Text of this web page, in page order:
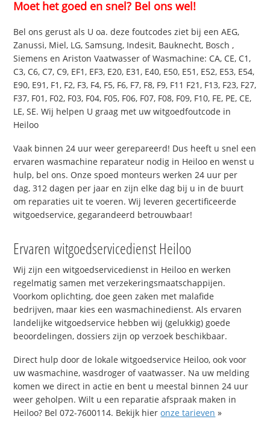
Moet het goed en snel? Bel ons wel!
Bel ons gerust als U oa. deze foutcodes ziet bij een AEG,
Zanussi, Miel, LG, Samsung, Indesit, Bauknecht, Bosch ,
Siemens en Ariston Vaatwasser of Wasmachine: CA, CE, C1,
C3, C6, C7, C9, EF1, EF3, E20, E31, E40, E50, E51, E52, E53, E54,
E90, E91, F1, F2, F3, F4, F5, F6, F7, F8, F9, F11 F21, F13, F23, F27,
F37, F01, F02, F03, F04, F05, F06, F07, F08, F09, F10, FE, PE, CE,
LE, SE. Wij helpen U graag met uw witgoedfoutcode in
Heiloo
Vaak binnen 24 uur weer gerepareerd! Dus heeft u snel een
ervaren wasmachine reparateur nodig in Heiloo en wenst u
hulp, bel ons. Onze spoed monteurs werken 24 uur per
dag, 312 dagen per jaar en zijn elke dag bij u in de buurt
om reparaties uit te voeren. Wij leveren gecertificeerde
witgoedservice, gegarandeerd betrouwbaar!
Ervaren witgoedservicedienst Heiloo
Wij zijn een witgoedservicedienst in Heiloo en werken
regelmatig samen met verzekeringsmaatschappijen.
Voorkom oplichting, doe geen zaken met malafide
bedrijven, maar kies een wasmachinedienst. Als ervaren
landelijke witgoedservice hebben wij (gelukkig) goede
beoordelingen, dossiers zijn op verzoek beschikbaar.
Direct hulp door de lokale witgoedservice Heiloo, ook voor
uw wasmachine, wasdroger of vaatwasser. Na uw melding
komen we direct in actie en bent u meestal binnen 24 uur
weer geholpen. Wilt u een reparatie afspraak maken in
Heiloo? Bel 072-7600114. Bekijk hieronze tarieven »